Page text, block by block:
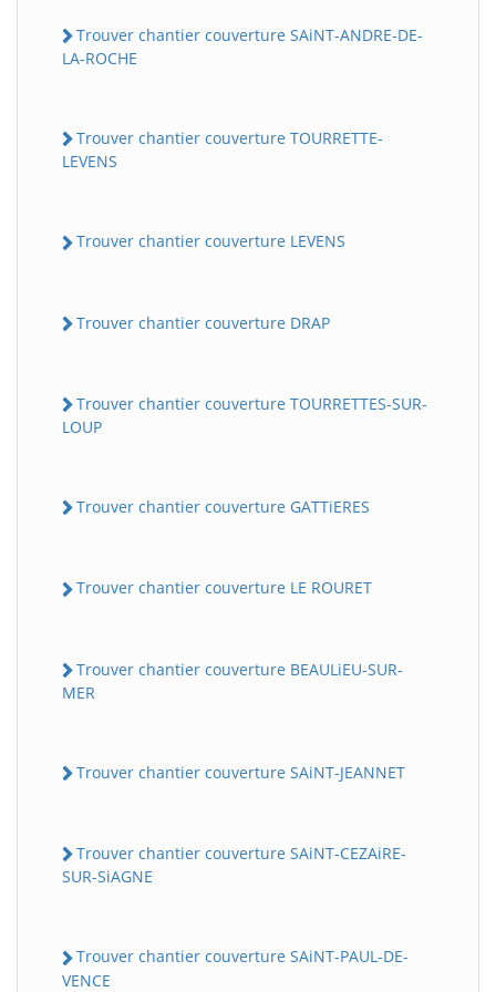
Trouver chantier couverture SAiNT-ANDRE-DE-
LA-ROCHE
Trouver chantier couverture TOURRETTE-
LEVENS
Trouver chantier couverture LEVENS
Trouver chantier couverture DRAP
Trouver chantier couverture TOURRETTES-SUR-
LOUP
Trouver chantier couverture GATTiERES
Trouver chantier couverture LE ROURET
Trouver chantier couverture BEAULiEU-SUR-
MER
Trouver chantier couverture SAiNT-JEANNET
Trouver chantier couverture SAiNT-CEZAiRE-
SUR-SiAGNE
Trouver chantier couverture SAiNT-PAUL-DE-
VENCE